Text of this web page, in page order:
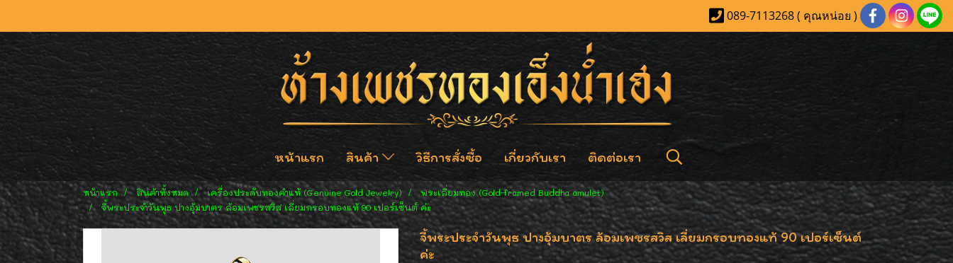
089-7113268 ( คุณหน่อย )
หน้าแรก สินค้า วิธีการสั่งซื้อ เกี่ยวกับเรา ติดต่อเรา
หน้าแรก สินค้าทั้งหมด เครื่องประดับทองคำแท้ (Genuine Gold Jewelry)
พระเลี่ยมทอง (Gold-framed Buddha amulet)
จี้พระประจำวันพุธ ปางอุ้มบาตร ล้อมเพชรสวิส เลี่ยมกรอบทองแท้ 90 เปอร์เซ็นต์ ค่ะ
จี้พระประจำวันพุธ ปางอุ้มบาตร ล้อมเพชรสวิส เลี่ยมกรอบทองแท้ 90 เปอร์เซ็นต์
ค่ะ